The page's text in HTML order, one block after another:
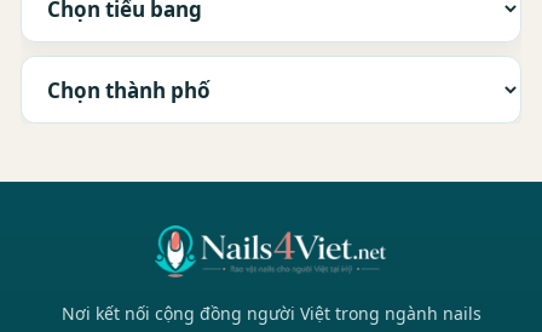
Nơi kết nối cộng đồng người Việt trong ngành nails